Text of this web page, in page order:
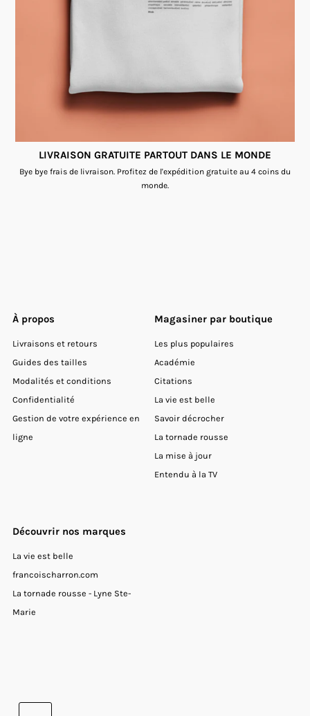
LIVRAISON GRATUITE PARTOUT DANS LE MONDE
Bye bye frais de livraison. Profitez de l'expédition gratuite au 4 coins du
monde.
À propos
Livraisons et retours
Guides des tailles
Modalités et conditions
Confidentialité
Gestion de votre expérience en
ligne
Magasiner par boutique
Les plus populaires
Académie
Citations
La vie est belle
Savoir décrocher
La tornade rousse
La mise à jour
Entendu à la TV
Découvrir nos marques
La vie est belle
francoischarron.com
La tornade rousse - Lyne Ste-
Marie
Devise